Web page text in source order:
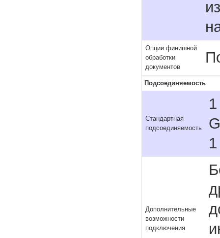
Опции финишной
обработки
документов
Подсоединяемость
Стандартная
подсоединяемость
Дополнительные
возможности
подключения